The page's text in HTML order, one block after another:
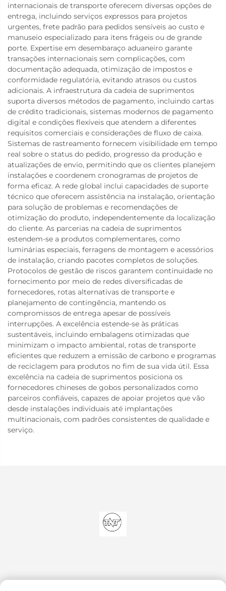
internacionais de transporte oferecem diversas opções de
entrega, incluindo serviços expressos para projetos
urgentes, frete padrão para pedidos sensíveis ao custo e
manuseio especializado para itens frágeis ou de grande
porte. Expertise em desembaraço aduaneiro garante
transações internacionais sem complicações, com
documentação adequada, otimização de impostos e
conformidade regulatória, evitando atrasos ou custos
adicionais. A infraestrutura da cadeia de suprimentos
suporta diversos métodos de pagamento, incluindo cartas
de crédito tradicionais, sistemas modernos de pagamento
digital e condições flexíveis que atendem a diferentes
requisitos comerciais e considerações de fluxo de caixa.
Sistemas de rastreamento fornecem visibilidade em tempo
real sobre o status do pedido, progresso da produção e
atualizações de envio, permitindo que os clientes planejem
instalações e coordenem cronogramas de projetos de
forma eficaz. A rede global inclui capacidades de suporte
técnico que oferecem assistência na instalação, orientação
para solução de problemas e recomendações de
otimização do produto, independentemente da localização
do cliente. As parcerias na cadeia de suprimentos
estendem-se a produtos complementares, como
luminárias especiais, ferragens de montagem e acessórios
de instalação, criando pacotes completos de soluções.
Protocolos de gestão de riscos garantem continuidade no
fornecimento por meio de redes diversificadas de
fornecedores, rotas alternativas de transporte e
planejamento de contingência, mantendo os
compromissos de entrega apesar de possíveis
interrupções. A excelência estende-se às práticas
sustentáveis, incluindo embalagens otimizadas que
minimizam o impacto ambiental, rotas de transporte
eficientes que reduzem a emissão de carbono e programas
de reciclagem para produtos no fim de sua vida útil. Essa
excelência na cadeia de suprimentos posiciona os
fornecedores chineses de gobos personalizados como
parceiros confiáveis, capazes de apoiar projetos que vão
desde instalações individuais até implantações
multinacionais, com padrões consistentes de qualidade e
serviço.